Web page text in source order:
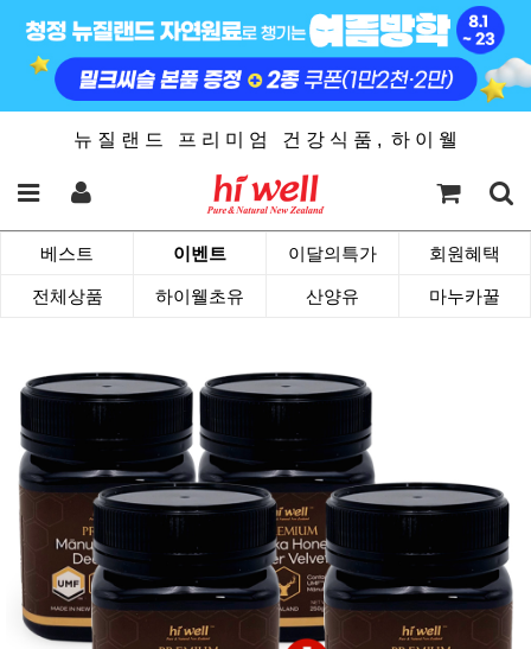
뉴 질 랜 드 프 리 미 엄 건 강 식 품 , 하 이 웰
베스트 이벤트 이달의특가 회원혜택
전체상품 하이웰초유 산양유 마누카꿀